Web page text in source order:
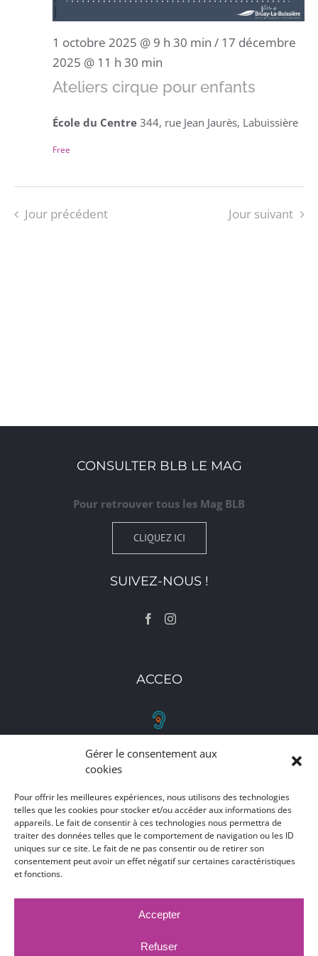
Gérer le consentement aux
cookies
Pour offrir les meilleures expériences, nous utilisons des technologies
telles que les cookies pour stocker et/ou accéder aux informations des
appareils. Le fait de consentir à ces technologies nous permettra de
traiter des données telles que le comportement de navigation ou les ID
uniques sur ce site. Le fait de ne pas consentir ou de retirer son
consentement peut avoir un effet négatif sur certaines caractéristiques
et fonctions.
Accepter
Refuser
1 octobre 2025 @ 9 h 30 min / 17 décembre
2025 @ 11 h 30 min
Ateliers cirque pour enfants
École du Centre 344, rue Jean Jaurès, Labuissière
Free
Jour précédent Jour suivant
CONSULTER BLB LE MAG
Pour retrouver tous les Mag BLB
CLIQUEZ ICI
SUIVEZ-NOUS !
ACCEO
RETROUVEZ-NOUS
Toutes nos adresses, coordonnées et horaires
d'ouverture
CLIQUEZ ICI
PUBLICATIONS LÉGALES